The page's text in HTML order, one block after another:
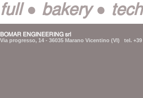
full ● bakery ●
BOMAR ENGINEERING srl
Via progresso, 14 - 36035 Marano Vicentino (VI) tel.